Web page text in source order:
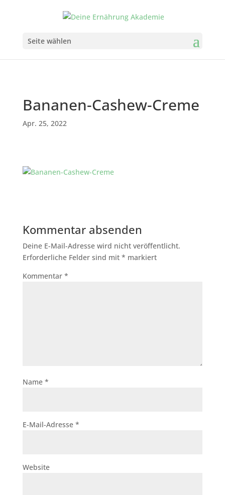
Seite wählen
Bananen-Cashew-Creme
Apr. 25, 2022
Kommentar absenden
Deine E-Mail-Adresse wird nicht veröffentlicht.
Erforderliche Felder sind mit * markiert
Kommentar *
Name *
E-Mail-Adresse *
Website